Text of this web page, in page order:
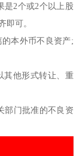
是2个或2个以上股
即可。
本外币不良资产;
其他形式转让、重
部门批准的不良资